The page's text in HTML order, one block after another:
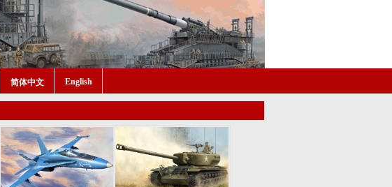
简体中文 English